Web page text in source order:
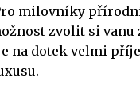
milovníky
zvolit si vanu
na dotek velmi